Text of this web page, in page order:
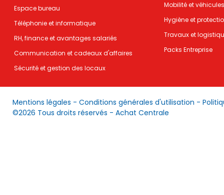
Espace bureau
Téléphonie et informatique
RH, finance et avantages salariés
Communication et cadeaux d'affaires
Sécurité et gestion des locaux
Mobilité et véhicules
Hygiène et
Travaux et
Packs Entreprise
Mentions légales - Conditions générales d'utilisation -
©2026 Tous droits réservés - Achat Centrale